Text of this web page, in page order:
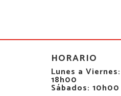
HORARIO
Lunes a
18h00
Sábados: